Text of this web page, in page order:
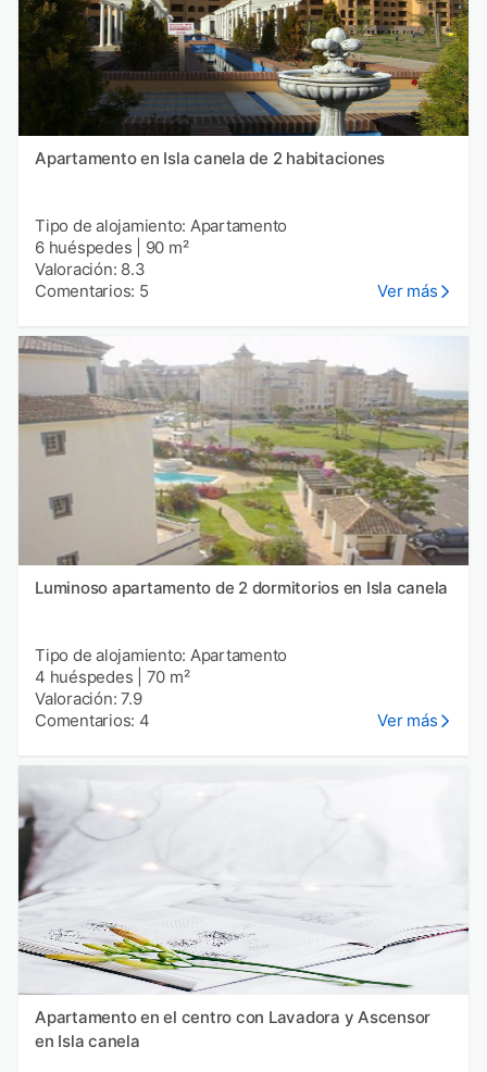
Apartamento en Isla canela de 2 habitaciones
Tipo de alojamiento: Apartamento
6 huéspedes
90 m²
Valoración: 8.3
Comentarios: 5
Ver más
Luminoso apartamento de 2 dormitorios en Isla canela
Tipo de alojamiento: Apartamento
4 huéspedes
70 m²
Valoración: 7.9
Comentarios: 4
Ver más
Apartamento en el centro con Lavadora y Ascensor
en Isla canela